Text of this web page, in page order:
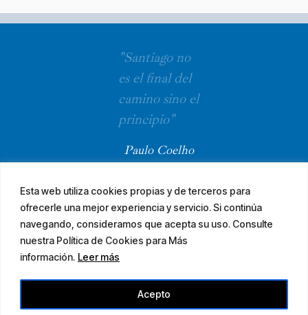
Esta web utiliza cookies propias y de terceros para
ofrecerle una mejor experiencia y servicio. Si continúa
navegando, consideramos que acepta su uso. Consulte
nuestra Política de Cookies para Más
información. Leer más
Acepto
"Santiago no
es el final del
camino sino el
principio"
Paulo Coelho
© 2026 El Camino Mozárabe de Santiago · diseña
Accesibilidad